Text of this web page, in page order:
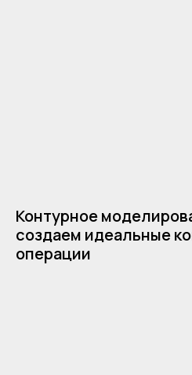
Контурное
создаем идеальные
операции